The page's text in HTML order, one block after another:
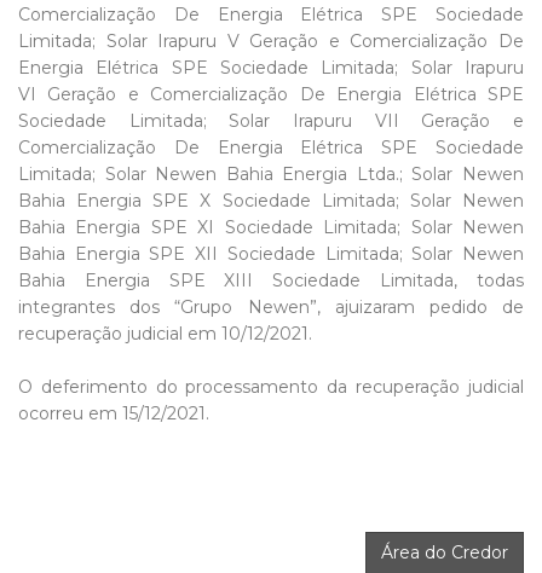
Comercialização De Energia Elétrica SPE Sociedade
Limitada; Solar Irapuru V Geração e Comercialização De
Energia Elétrica SPE Sociedade Limitada; Solar Irapuru
VI Geração e Comercialização De Energia Elétrica SPE
Sociedade Limitada; Solar Irapuru VII Geração e
Comercialização De Energia Elétrica SPE Sociedade
Limitada; Solar Newen Bahia Energia Ltda.; Solar Newen
Bahia Energia SPE X Sociedade Limitada; Solar Newen
Bahia Energia SPE XI Sociedade Limitada; Solar Newen
Bahia Energia SPE XII Sociedade Limitada; Solar Newen
Bahia Energia SPE XIII Sociedade Limitada, todas
integrantes dos “Grupo Newen”, ajuizaram pedido de
recuperação judicial em 10/12/2021.
O deferimento do processamento da recuperação judicial
ocorreu em 15/12/2021.
Área do Credor